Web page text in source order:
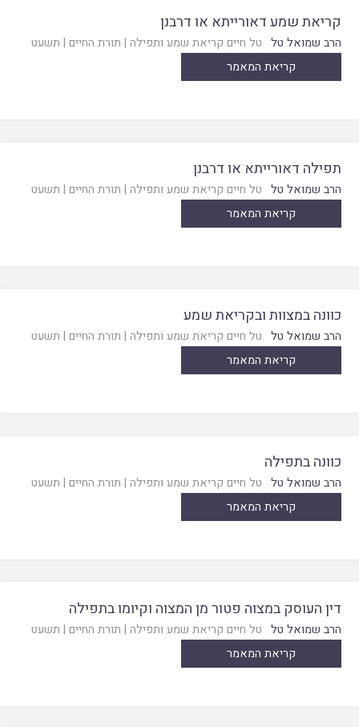
קריאת שמע דאורייתא או דרבנן
הרב שמואל טל טל חיים קריאת שמע ותפילה | תורת החיים | תשעט
קריאת המאמר
תפילה דאורייתא או דרבנן
הרב שמואל טל טל חיים קריאת שמע ותפילה | תורת החיים | תשעט
קריאת המאמר
כוונה במצוות ובקריאת שמע
הרב שמואל טל טל חיים קריאת שמע ותפילה | תורת החיים | תשעט
קריאת המאמר
כוונה בתפילה
הרב שמואל טל טל חיים קריאת שמע ותפילה | תורת החיים | תשעט
קריאת המאמר
דין העוסק במצוה פטור מן המצוה וקיומו בתפילה
הרב שמואל טל טל חיים קריאת שמע ותפילה | תורת החיים | תשעט
קריאת המאמר